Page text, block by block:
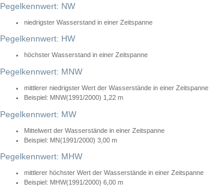
Pegelkennwert: NW
niedrigster Wasserstand in einer Zeitspanne
Pegelkennwert: HW
höchster Wasserstand in einer Zeitspanne
Pegelkennwert: MNW
mittlerer niedrigster Wert der Wasserstände in einer Zeitspanne
Beispiel: MNW(1991/2000) 1,22 m
Pegelkennwert: MW
Mittelwert der Wasserstände in einer Zeitspanne
Beispiel: MN(1991/2000) 3,00 m
Pegelkennwert: MHW
mittlerer höchster Wert der Wasserstände in einer Zeitspanne
Beispiel: MHW(1991/2000) 6,00 m